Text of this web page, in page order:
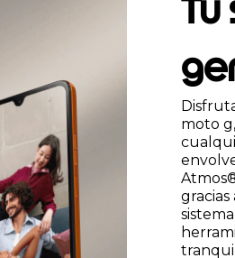
moto
gracias